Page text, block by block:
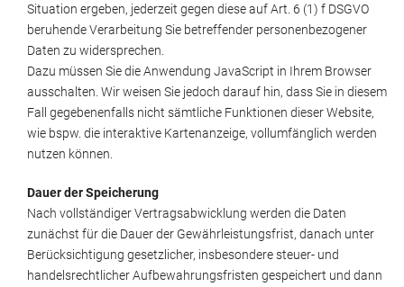
Situation ergeben, jederzeit gegen diese auf Art. 6 (1) f DSGVO
beruhende Verarbeitung Sie betreffender personenbezogener
Daten zu widersprechen.
Dazu müssen Sie die Anwendung JavaScript in Ihrem Browser
ausschalten. Wir weisen Sie jedoch darauf hin, dass Sie in diesem
Fall gegebenenfalls nicht sämtliche Funktionen dieser Website,
wie bspw. die interaktive Kartenanzeige, vollumfänglich werden
nutzen können.
Dauer der Speicherung
Nach vollständiger Vertragsabwicklung werden die Daten
zunächst für die Dauer der Gewährleistungsfrist, danach unter
Berücksichtigung gesetzlicher, insbesondere steuer- und
handelsrechtlicher Aufbewahrungsfristen gespeichert und dann